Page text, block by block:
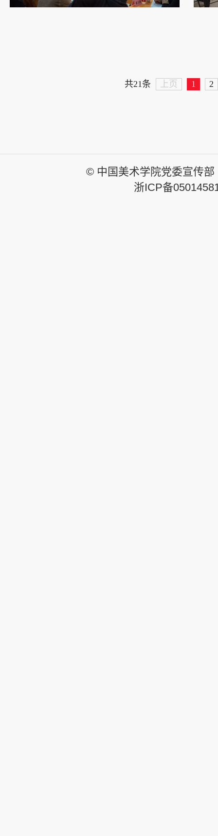
共21条 上页 1 2
© 中国美术学院党委宣传
浙ICP备